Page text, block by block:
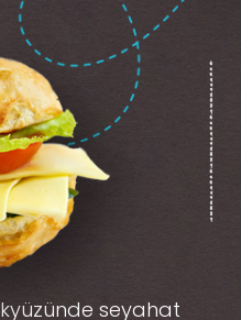
seyahat